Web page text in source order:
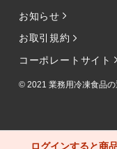
ログインすると商
お知らせ
お取引規約
コーポレートサイト
© 2021 業務用冷凍食品